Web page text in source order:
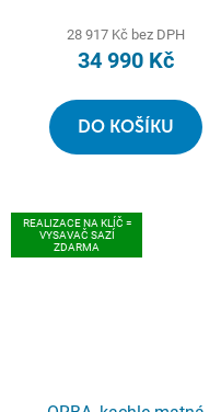
28 917 Kč bez DPH
34 990 Kč
DO KOŠÍKU
REALIZACE NA KLÍČ =
VYSAVAČ SAZÍ
ZDARMA